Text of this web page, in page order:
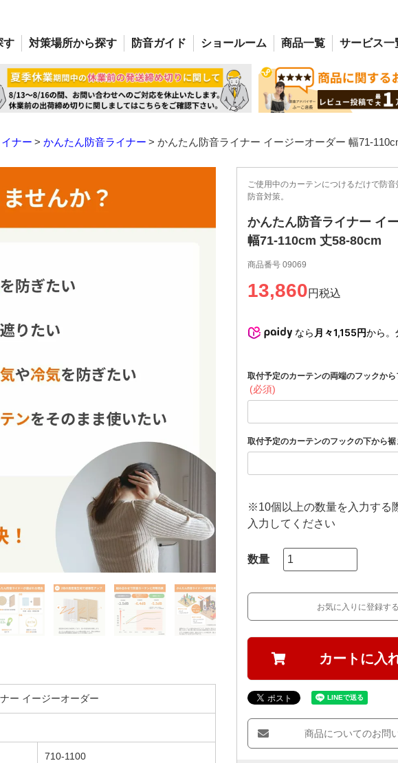
す 対策場所から探す 防音ガイド ショールーム 商品一覧 サービス一
ナー かんたん防音ライナー かんたん防音ライナー イージーオーダー 幅71-
ー イージーオーダー
710-1100
ご使用中のカーテンにつけるだけで防
防音対策。
かんたん防音ライナー イ
幅71-110cm 丈58-80cm
商品番号 09069
13,860 税込
なら 月々1,155円から。
取付予定のカーテンの両端のフックか
(必須)
取付予定のカーテンのフックの下から裾
※10個以上の数量を入力する
入力してください
お気に入りに登録する
カートに入
商品についてのお問